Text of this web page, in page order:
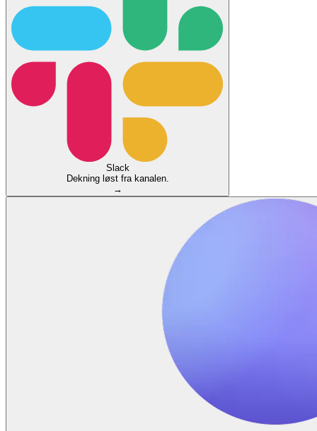
Slack
Dekning løst fra kanalen.
→